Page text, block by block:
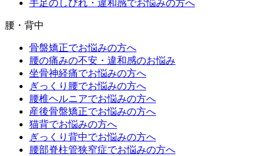
手足のしびれ・違和感でお悩みの方へ
腰・背中
骨盤矯正でお悩みの方へ
腰の痛みの不安・違和感のお悩み
坐骨神経痛でお悩みの方へ
ぎっくり腰でお悩みの方へ
腰椎ヘルニアでお悩みの方へ
産後骨盤矯正でお悩みの方へ
猫背でお悩みの方へ
ぎっくり背中でお悩みの方へ
腰部脊柱管狭窄症でお悩みの方へ